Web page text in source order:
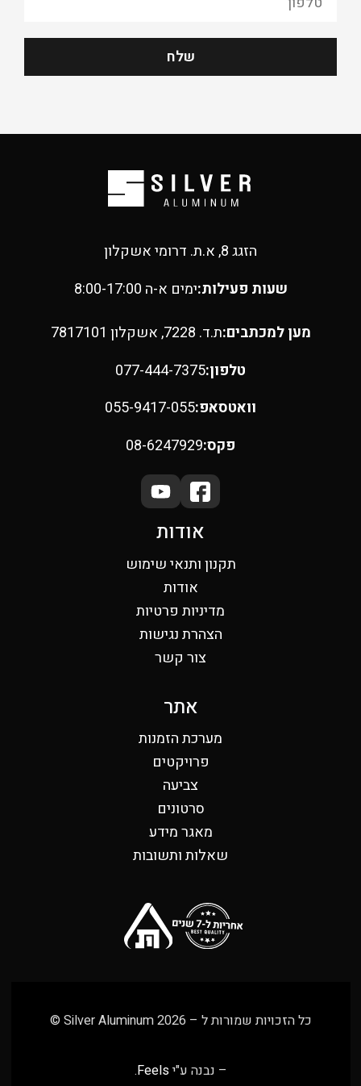
שלח
הזגג 8, א.ת. דרומי אשקלון
שעות פעילות:ימים א-ה 8:00-17:00
מען למכתבים:ת.ד. 7228, אשקלון 7817101
טלפון:077-444-7375
וואטסאפ:055-9417-055
פקס:08-6247929
אודות
תקנון ותנאי שימוש
אודות
מדיניות פרטיות
הצהרת נגישות
צור קשר
אתר
מערכת הזמנות
פרויקטים
צביעה
סרטונים
מאגר מידע
שאלות ותשובות
כל הזכויות שמורות ל – Silver Aluminum 2026 ©
– נבנה ע"יFeels
.